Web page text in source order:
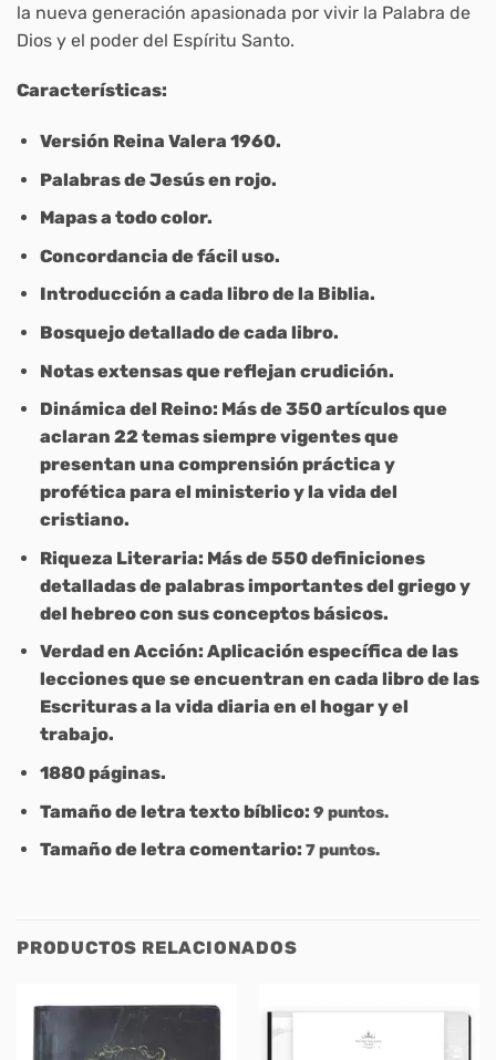
la nueva generación apasionada por vivir la Palabra de
Dios y el poder del Espíritu Santo.
Características:
Versión Reina Valera 1960.
Palabras de Jesús en rojo.
Mapas a todo color.
Concordancia de fácil uso.
Introducción a cada libro de la Biblia.
Bosquejo detallado de cada libro.
Notas extensas que reflejan crudición.
Dinámica del Reino: Más de 350 artículos que
aclaran 22 temas siempre vigentes que
presentan una comprensión práctica y
profética para el ministerio y la vida del
cristiano.
Riqueza Literaria: Más de 550 definiciones
detalladas de palabras importantes del griego y
del hebreo con sus conceptos básicos.
Verdad en Acción: Aplicación específica de las
lecciones que se encuentran en cada libro de las
Escrituras a la vida diaria en el hogar y el
trabajo.
1880 páginas.
Tamaño de letra texto bíblico: 9 puntos.
Tamaño de letra comentario: 7 puntos.
PRODUCTOS RELACIONADOS